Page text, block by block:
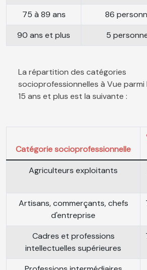
75 à 89 ans
86
90 ans et plus
5
La répartition des catégories
socioprofessionnelles à Vue
15 ans et plus est la suivante :
Catégorie socioprofessionnelle
Agriculteurs exploitants
Artisans, commerçants, chefs
d'entreprise
Cadres et professions
intellectuelles supérieures